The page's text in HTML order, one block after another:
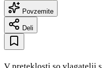
Povzemite
Deli